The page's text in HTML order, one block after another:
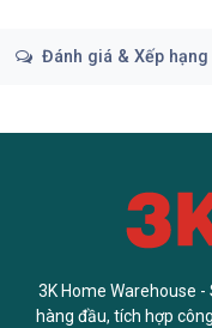
Đánh giá & Xếp hạng
3K Home Warehouse
hàng đầu, tích hợp